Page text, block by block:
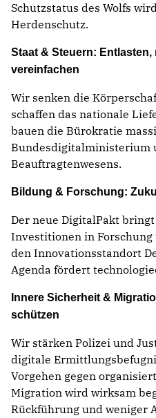
Schutzstatus des Wolfs
Herdenschutz.
Staat & Steuern:
vereinfachen
Wir senken die
schaffen das nationale
bauen die Bürokratie
Bundesdigitalministerium
Beauftragtenwesens.
Bildung & Forschung:
Der neue DigitalPakt
Investitionen in
den Innovationsstandort
Agenda fördert
Innere Sicherheit &
schützen
Wir stärken Polizei und
digitale
Vorgehen gegen
Migration wird wirksam
Rückführung und weniger